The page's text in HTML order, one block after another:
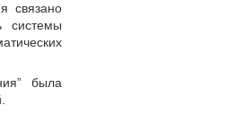
связано
системы
была